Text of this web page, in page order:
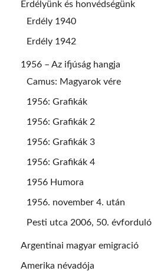
Erdélyünk és honvédségünk
Erdély 1940
Erdély 1942
1956 – Az ifjúság hangja
Camus: Magyarok vére
1956: Grafikák
1956: Grafikák 2
1956: Grafikák 3
1956: Grafikák 4
1956 Humora
1956. november 4. után
Pesti utca 2006, 50. évforduló
Argentinai magyar emigració
Amerika névadója